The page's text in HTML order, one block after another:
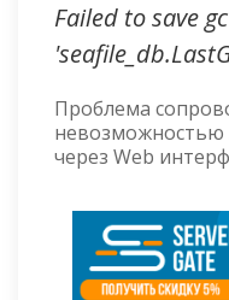
Failed to save
Проблема
невозможностью
через Web